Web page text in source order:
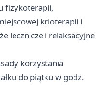
fizykoterapii,
krioterapii i
lecznicze i relaksacyjne
korzystania
do piątku w godz.